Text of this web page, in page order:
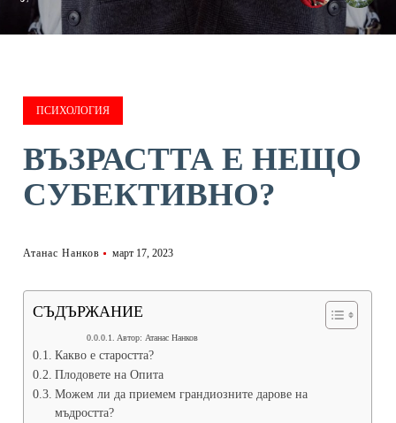
ПСИХОЛОГИЯ
ВЪЗРАСТТА Е НЕЩО
СУБЕКТИВНО?
Атанас Нанков март 17, 2023
СЪДЪРЖАНИЕ
Автор: Атанас Нанков
Какво е старостта?
Плодовете на Опита
Можем ли да приемем грандиозните дарове на
мъдростта?